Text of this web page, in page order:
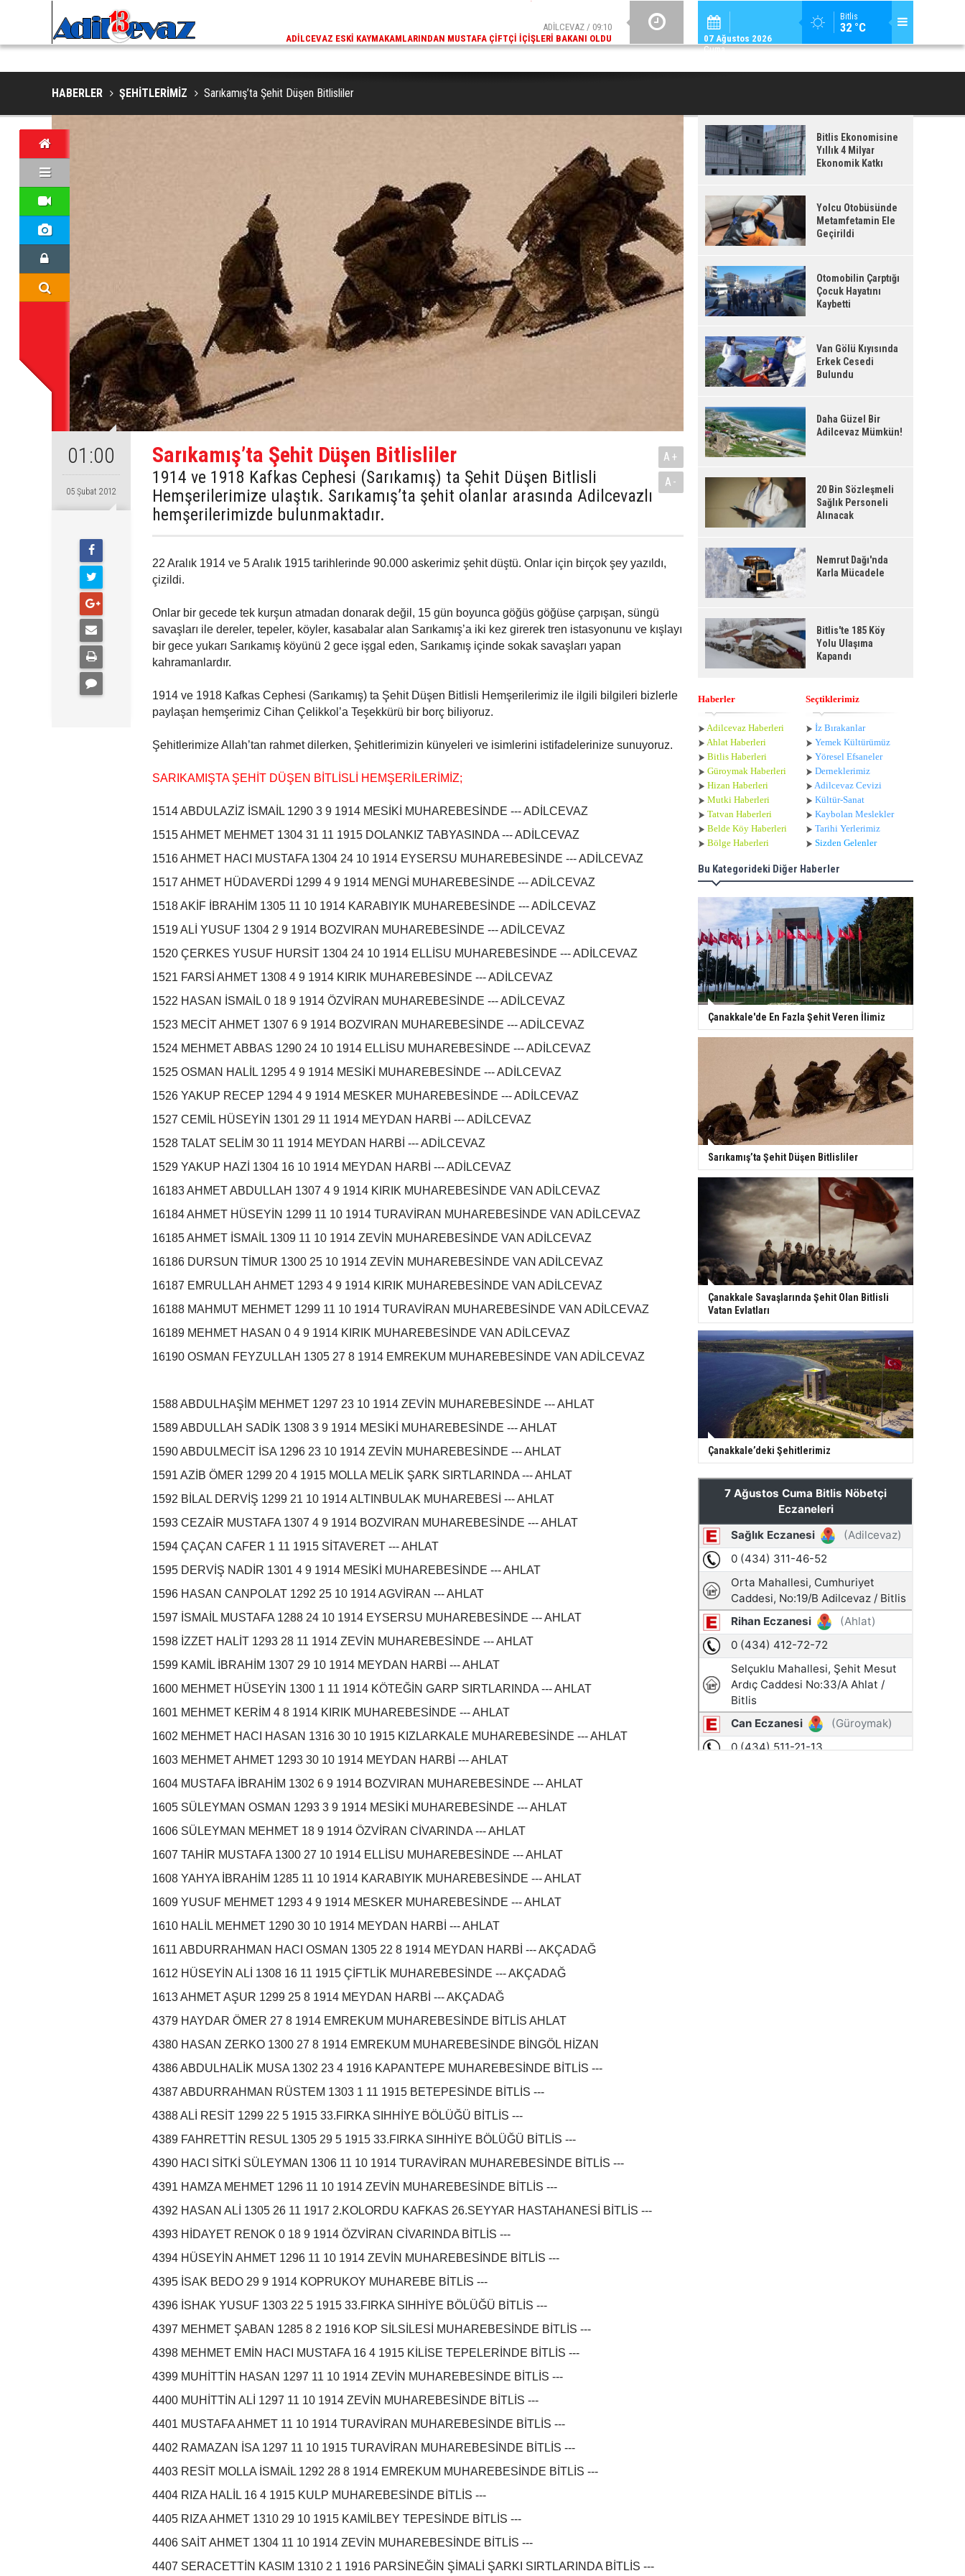
Bitlis
32 °C
07 Ağustos 2026
Cuma
NESLI TEHLIKE ALTINDAKI VAŞAK GÖRÜNTÜLENDI
ADILCEVAZ ESKI KAYMAKAMLARINDAN MUSTAFA ÇIFTÇI İÇIŞLERI BAKANI OLDU
ADİLCEVAZ /
ADILCEVAZ'DA KUDUZ VAKASI TESPIT EDILEN KÖY, KARANTINAYA
HABERLER ŞEHİTLERİMİZ Sarıkamış’ta Şehit Düşen Bitlisliler
01:00
05 Şubat 2012
Sarıkamış’ta Şehit Düşen Bitlisliler
1914 ve 1918 Kafkas Cephesi (Sarıkamış) ta Şehit Düşen Bitlisli
Hemşerilerimize ulaştık. Sarıkamış’ta şehit olanlar arasında Adilcevazlı
hemşerilerimizde bulunmaktadır.
A+
A-
22 Aralık 1914 ve 5 Aralık 1915 tarihlerinde 90.000 askerimiz şehit düştü. Onlar için birçok şey yazıldı,
çizildi.
Onlar bir gecede tek kurşun atmadan donarak değil, 15 gün boyunca göğüs göğüse çarpışan, süngü
savaşları ile dereler, tepeler, köyler, kasabalar alan Sarıkamış’a iki kez girerek tren istasyonunu ve kışlayı
bir gece yukarı Sarıkamış köyünü 2 gece işgal eden, Sarıkamış içinde sokak savaşları yapan
kahramanlardır.
1914 ve 1918 Kafkas Cephesi (Sarıkamış) ta Şehit Düşen Bitlisli Hemşerilerimiz ile ilgili bilgileri bizlerle
paylaşan hemşerimiz Cihan Çelikkol’a Teşekkürü bir borç biliyoruz.
Şehitlerimize Allah’tan rahmet dilerken, Şehitlerimizin künyeleri ve isimlerini istifadelerinize sunuyoruz.
SARIKAMIŞTA ŞEHİT DÜŞEN BİTLİSLİ HEMŞERİLERİMİZ;
1514 ABDULAZİZ İSMAİL 1290 3 9 1914 MESİKİ MUHAREBESİNDE --- ADİLCEVAZ
1515 AHMET MEHMET 1304 31 11 1915 DOLANKIZ TABYASINDA --- ADİLCEVAZ
1516 AHMET HACI MUSTAFA 1304 24 10 1914 EYSERSU MUHAREBESİNDE --- ADİLCEVAZ
1517 AHMET HÜDAVERDİ 1299 4 9 1914 MENGİ MUHAREBESİNDE --- ADİLCEVAZ
1518 AKİF İBRAHİM 1305 11 10 1914 KARABIYIK MUHAREBESİNDE --- ADİLCEVAZ
1519 ALİ YUSUF 1304 2 9 1914 BOZVIRAN MUHAREBESİNDE --- ADİLCEVAZ
1520 ÇERKES YUSUF HURSİT 1304 24 10 1914 ELLİSU MUHAREBESİNDE --- ADİLCEVAZ
1521 FARSİ AHMET 1308 4 9 1914 KIRIK MUHAREBESİNDE --- ADİLCEVAZ
1522 HASAN İSMAİL 0 18 9 1914 ÖZVİRAN MUHAREBESİNDE --- ADİLCEVAZ
1523 MECİT AHMET 1307 6 9 1914 BOZVIRAN MUHAREBESİNDE --- ADİLCEVAZ
1524 MEHMET ABBAS 1290 24 10 1914 ELLİSU MUHAREBESİNDE --- ADİLCEVAZ
1525 OSMAN HALİL 1295 4 9 1914 MESİKİ MUHAREBESİNDE --- ADİLCEVAZ
1526 YAKUP RECEP 1294 4 9 1914 MESKER MUHAREBESİNDE --- ADİLCEVAZ
1527 CEMİL HÜSEYİN 1301 29 11 1914 MEYDAN HARBİ --- ADİLCEVAZ
1528 TALAT SELİM 30 11 1914 MEYDAN HARBİ --- ADİLCEVAZ
1529 YAKUP HAZİ 1304 16 10 1914 MEYDAN HARBİ --- ADİLCEVAZ
16183 AHMET ABDULLAH 1307 4 9 1914 KIRIK MUHAREBESİNDE VAN ADİLCEVAZ
16184 AHMET HÜSEYİN 1299 11 10 1914 TURAVİRAN MUHAREBESİNDE VAN ADİLCEVAZ
16185 AHMET İSMAİL 1309 11 10 1914 ZEVİN MUHAREBESİNDE VAN ADİLCEVAZ
16186 DURSUN TİMUR 1300 25 10 1914 ZEVİN MUHAREBESİNDE VAN ADİLCEVAZ
16187 EMRULLAH AHMET 1293 4 9 1914 KIRIK MUHAREBESİNDE VAN ADİLCEVAZ
16188 MAHMUT MEHMET 1299 11 10 1914 TURAVİRAN MUHAREBESİNDE VAN ADİLCEVAZ
16189 MEHMET HASAN 0 4 9 1914 KIRIK MUHAREBESİNDE VAN ADİLCEVAZ
16190 OSMAN FEYZULLAH 1305 27 8 1914 EMREKUM MUHAREBESİNDE VAN ADİLCEVAZ
1588 ABDULHAŞİM MEHMET 1297 23 10 1914 ZEVİN MUHAREBESİNDE --- AHLAT
1589 ABDULLAH SADİK 1308 3 9 1914 MESİKİ MUHAREBESİNDE --- AHLAT
1590 ABDULMECİT İSA 1296 23 10 1914 ZEVİN MUHAREBESİNDE --- AHLAT
1591 AZİB ÖMER 1299 20 4 1915 MOLLA MELİK ŞARK SIRTLARINDA --- AHLAT
1592 BİLAL DERVİŞ 1299 21 10 1914 ALTINBULAK MUHAREBESİ --- AHLAT
1593 CEZAİR MUSTAFA 1307 4 9 1914 BOZVIRAN MUHAREBESİNDE --- AHLAT
1594 ÇAÇAN CAFER 1 11 1915 SİTAVERET --- AHLAT
1595 DERVİŞ NADİR 1301 4 9 1914 MESİKİ MUHAREBESİNDE --- AHLAT
1596 HASAN CANPOLAT 1292 25 10 1914 AGVİRAN --- AHLAT
1597 İSMAİL MUSTAFA 1288 24 10 1914 EYSERSU MUHAREBESİNDE --- AHLAT
1598 İZZET HALİT 1293 28 11 1914 ZEVİN MUHAREBESİNDE --- AHLAT
1599 KAMİL İBRAHİM 1307 29 10 1914 MEYDAN HARBİ --- AHLAT
1600 MEHMET HÜSEYİN 1300 1 11 1914 KÖTEĞİN GARP SIRTLARINDA --- AHLAT
1601 MEHMET KERİM 4 8 1914 KIRIK MUHAREBESİNDE --- AHLAT
1602 MEHMET HACI HASAN 1316 30 10 1915 KIZLARKALE MUHAREBESİNDE --- AHLAT
1603 MEHMET AHMET 1293 30 10 1914 MEYDAN HARBİ --- AHLAT
1604 MUSTAFA İBRAHİM 1302 6 9 1914 BOZVIRAN MUHAREBESİNDE --- AHLAT
1605 SÜLEYMAN OSMAN 1293 3 9 1914 MESİKİ MUHAREBESİNDE --- AHLAT
1606 SÜLEYMAN MEHMET 18 9 1914 ÖZVİRAN CİVARINDA --- AHLAT
1607 TAHİR MUSTAFA 1300 27 10 1914 ELLİSU MUHAREBESİNDE --- AHLAT
1608 YAHYA İBRAHİM 1285 11 10 1914 KARABIYIK MUHAREBESİNDE --- AHLAT
1609 YUSUF MEHMET 1293 4 9 1914 MESKER MUHAREBESİNDE --- AHLAT
1610 HALİL MEHMET 1290 30 10 1914 MEYDAN HARBİ --- AHLAT
1611 ABDURRAHMAN HACI OSMAN 1305 22 8 1914 MEYDAN HARBİ --- AKÇADAĞ
1612 HÜSEYİN ALİ 1308 16 11 1915 ÇİFTLİK MUHAREBESİNDE --- AKÇADAĞ
1613 AHMET AŞUR 1299 25 8 1914 MEYDAN HARBİ --- AKÇADAĞ
4379 HAYDAR ÖMER 27 8 1914 EMREKUM MUHAREBESİNDE BİTLİS AHLAT
4380 HASAN ZERKO 1300 27 8 1914 EMREKUM MUHAREBESİNDE BİNGÖL HİZAN
4386 ABDULHALİK MUSA 1302 23 4 1916 KAPANTEPE MUHAREBESİNDE BİTLİS ---
4387 ABDURRAHMAN RÜSTEM 1303 1 11 1915 BETEPESİNDE BİTLİS ---
4388 ALİ RESİT 1299 22 5 1915 33.FIRKA SIHHİYE BÖLÜĞÜ BİTLİS ---
4389 FAHRETTİN RESUL 1305 29 5 1915 33.FIRKA SIHHİYE BÖLÜĞÜ BİTLİS ---
4390 HACI SİTKİ SÜLEYMAN 1306 11 10 1914 TURAVİRAN MUHAREBESİNDE BİTLİS ---
4391 HAMZA MEHMET 1296 11 10 1914 ZEVİN MUHAREBESİNDE BİTLİS ---
4392 HASAN ALİ 1305 26 11 1917 2.KOLORDU KAFKAS 26.SEYYAR HASTAHANESİ BİTLİS ---
4393 HİDAYET RENOK 0 18 9 1914 ÖZVİRAN CİVARINDA BİTLİS ---
4394 HÜSEYİN AHMET 1296 11 10 1914 ZEVİN MUHAREBESİNDE BİTLİS ---
4395 İSAK BEDO 29 9 1914 KOPRUKOY MUHAREBE BİTLİS ---
4396 İSHAK YUSUF 1303 22 5 1915 33.FIRKA SIHHİYE BÖLÜĞÜ BİTLİS ---
4397 MEHMET ŞABAN 1285 8 2 1916 KOP SİLSİLESİ MUHAREBESİNDE BİTLİS ---
4398 MEHMET EMİN HACI MUSTAFA 16 4 1915 KİLİSE TEPELERİNDE BİTLİS ---
4399 MUHİTTİN HASAN 1297 11 10 1914 ZEVİN MUHAREBESİNDE BİTLİS ---
4400 MUHİTTİN ALİ 1297 11 10 1914 ZEVİN MUHAREBESİNDE BİTLİS ---
4401 MUSTAFA AHMET 11 10 1914 TURAVİRAN MUHAREBESİNDE BİTLİS ---
4402 RAMAZAN İSA 1297 11 10 1915 TURAVİRAN MUHAREBESİNDE BİTLİS ---
4403 RESİT MOLLA İSMAİL 1292 28 8 1914 EMREKUM MUHAREBESİNDE BİTLİS ---
4404 RIZA HALİL 16 4 1915 KULP MUHAREBESİNDE BİTLİS ---
4405 RIZA AHMET 1310 29 10 1915 KAMİLBEY TEPESİNDE BİTLİS ---
4406 SAİT AHMET 1304 11 10 1914 ZEVİN MUHAREBESİNDE BİTLİS ---
4407 SERACETTİN KASIM 1310 2 1 1916 PARSİNEĞİN ŞİMALİ ŞARKI SIRTLARINDA BİTLİS ---
Bitlis Ekonomisine
Yıllık 4 Milyar
Ekonomik Katkı
Yolcu Otobüsünde
Metamfetamin Ele
Geçirildi
Otomobilin Çarptığı
Çocuk Hayatını
Kaybetti
Van Gölü Kıyısında
Erkek Cesedi
Bulundu
Daha Güzel Bir
Adilcevaz Mümkün!
20 Bin Sözleşmeli
Sağlık Personeli
Alınacak
Nemrut Dağı'nda
Karla Mücadele
Bitlis'te 185 Köy
Yolu Ulaşıma
Kapandı
Haberler
Adilcevaz Haberleri
Ahlat Haberleri
Bitlis Haberleri
Güroymak Haberleri
Hizan Haberleri
Mutki Haberleri
Tatvan Haberleri
Belde Köy Haberleri
Bölge Haberleri
Seçtiklerimiz
İz Bırakanlar
Yemek Kültürümüz
Yöresel Efsaneler
Derneklerimiz
Adilcevaz Cevizi
Kültür-Sanat
Kaybolan Meslekler
Tarihi Yerlerimiz
Sizden Gelenler
Bu Kategorideki Diğer Haberler
Çanakkale'de En Fazla Şehit Veren İlimiz
Sarıkamış’ta Şehit Düşen Bitlisliler
Çanakkale Savaşlarında Şehit Olan Bitlisli
Vatan Evlatları
Çanakkale’deki Şehitlerimiz